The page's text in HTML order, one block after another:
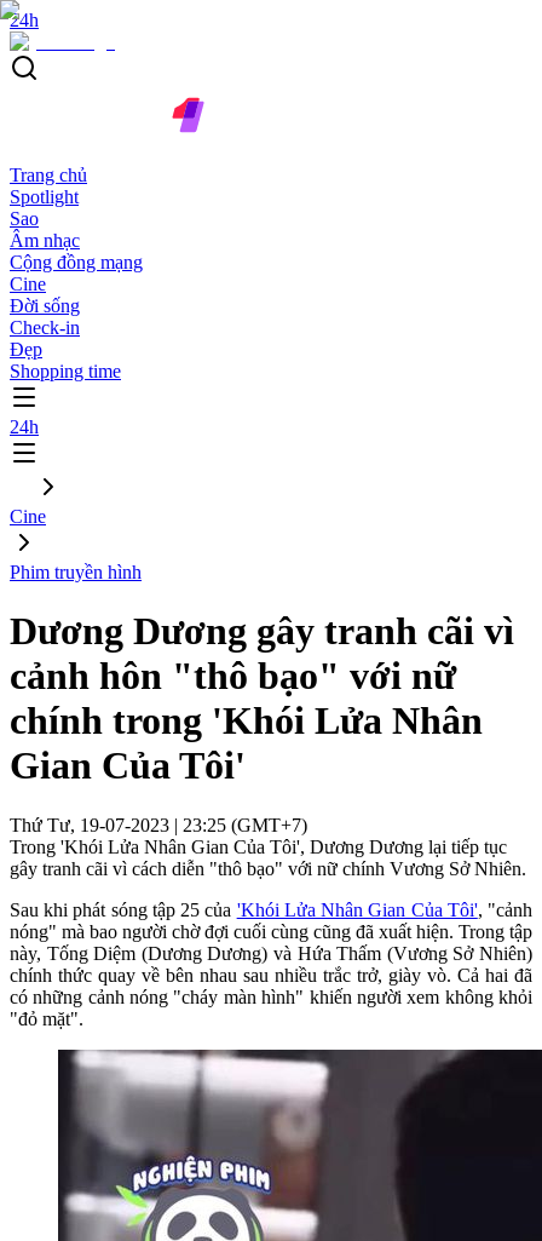
24h
Trang chủ
Spotlight
Sao
Âm nhạc
Cộng đồng mạng
Cine
Đời sống
Check-in
Đẹp
Shopping time
24h
Cine
Phim truyền hình
Dương Dương gây tranh cãi vì
cảnh hôn "thô bạo" với nữ
chính trong 'Khói Lửa Nhân
Gian Của Tôi'
Thứ Tư, 19-07-2023 | 23:25 (GMT+7)
Trong 'Khói Lửa Nhân Gian Của Tôi', Dương Dương lại tiếp tục
gây tranh cãi vì cách diễn "thô bạo" với nữ chính Vương Sở Nhiên.
Sau khi phát sóng tập 25 của 'Khói Lửa Nhân Gian Của Tôi', "cảnh
nóng" mà bao người chờ đợi cuối cùng cũng đã xuất hiện. Trong tập
này, Tống Diệm (Dương Dương) và Hứa Thấm (Vương Sở Nhiên)
chính thức quay về bên nhau sau nhiều trắc trở, giày vò. Cả hai đã
có những cảnh nóng "cháy màn hình" khiến người xem không khỏi
"đỏ mặt".